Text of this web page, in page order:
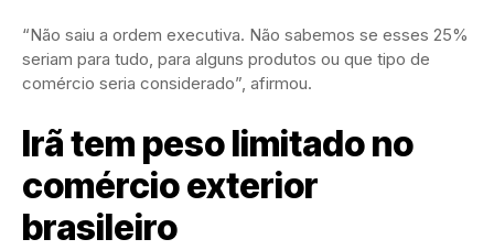
“Não saiu a ordem executiva. Não sabemos se esses 25%
seriam para tudo, para alguns produtos ou que tipo de
comércio seria considerado”, afirmou.
Irã tem peso limitado no
comércio exterior
brasileiro